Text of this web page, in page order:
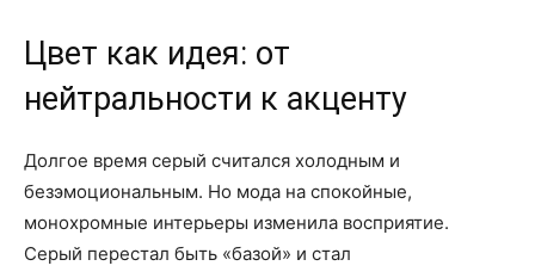
Цвет как идея: от
нейтральности к акценту
Долгое время серый считался холодным и
безэмоциональным. Но мода на спокойные,
монохромные интерьеры изменила восприятие.
Серый перестал быть «базой» и стал